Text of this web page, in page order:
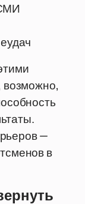
возможно,
—
в